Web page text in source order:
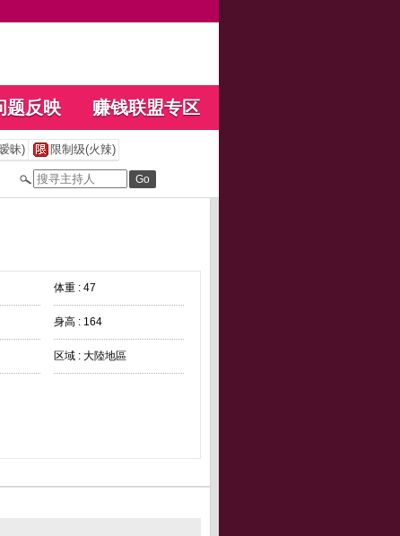
题反映 赚钱联盟专区
昧) 限制级(火辣)
体重 : 47
身高 : 164
区域 : 大陸地區